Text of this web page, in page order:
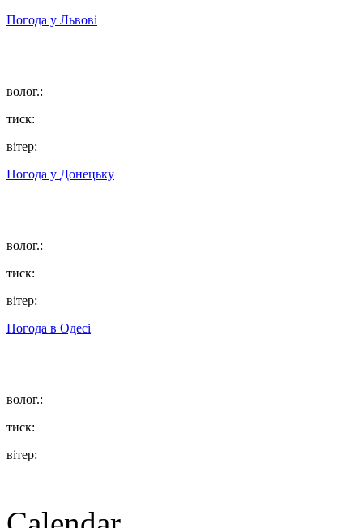
Погода у Львові
волог.:
тиск:
вітер:
Погода у Донецьку
волог.:
тиск:
вітер:
Погода в Одесі
волог.:
тиск:
вітер: